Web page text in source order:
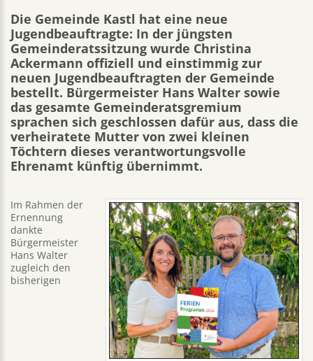
Die Gemeinde Kastl hat eine neue
Jugendbeauftragte: In der jüngsten
Gemeinderatssitzung wurde Christina
Ackermann offiziell und einstimmig zur
neuen Jugendbeauftragten der Gemeinde
bestellt. Bürgermeister Hans Walter sowie
das gesamte Gemeinderatsgremium
sprachen sich geschlossen dafür aus, dass die
verheiratete Mutter von zwei kleinen
Töchtern dieses verantwortungsvolle
Ehrenamt künftig übernimmt.
Im Rahmen der
Ernennung
dankte
Bürgermeister
Hans Walter
zugleich den
bisherigen